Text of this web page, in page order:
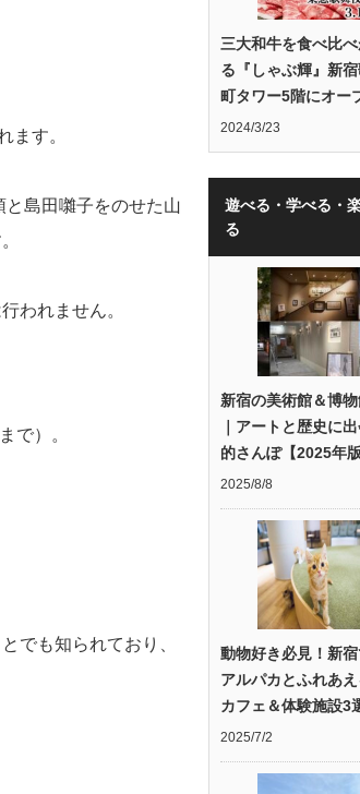
ます。
島田囃子をのせた山
われません。
で）。
でも知られており、
三大和牛を食べ比
る『しゃぶ輝』新
町タワー5階にオー
2024/3/23
遊べる・学べる・
る
新宿の美術館＆博
｜アートと歴史に
的さんぽ【2025年
2025/8/8
動物好き必見！新
アルパカとふれあ
カフェ＆体験施設3
2025/7/2